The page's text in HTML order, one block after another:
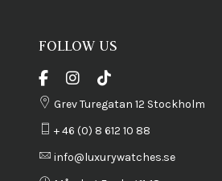
FOLLOW US
Grev Turegatan 12 Stockholm
+ 46 (0) 8 612 10 88
info@luxurywatches.se